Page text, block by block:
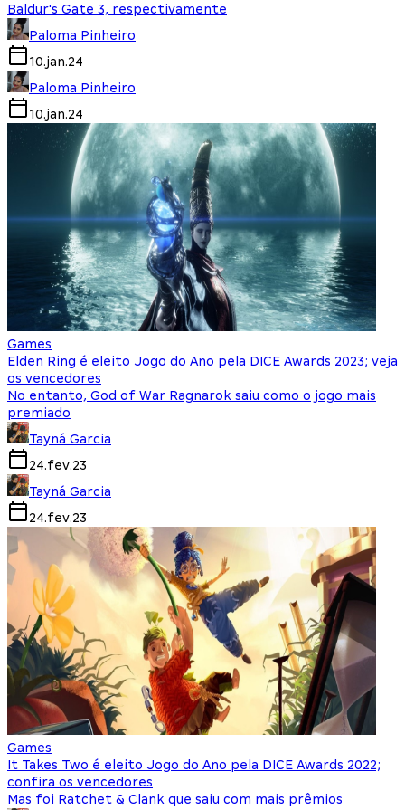
Baldur's Gate 3, respectivamente
Paloma Pinheiro
10.jan.24
Paloma Pinheiro
10.jan.24
Games
Elden Ring é eleito Jogo do Ano pela DICE Awards 2023; veja
os vencedores
No entanto, God of War Ragnarok saiu como o jogo mais
premiado
Tayná Garcia
24.fev.23
Tayná Garcia
24.fev.23
Games
It Takes Two é eleito Jogo do Ano pela DICE Awards 2022;
confira os vencedores
Mas foi Ratchet & Clank que saiu com mais prêmios